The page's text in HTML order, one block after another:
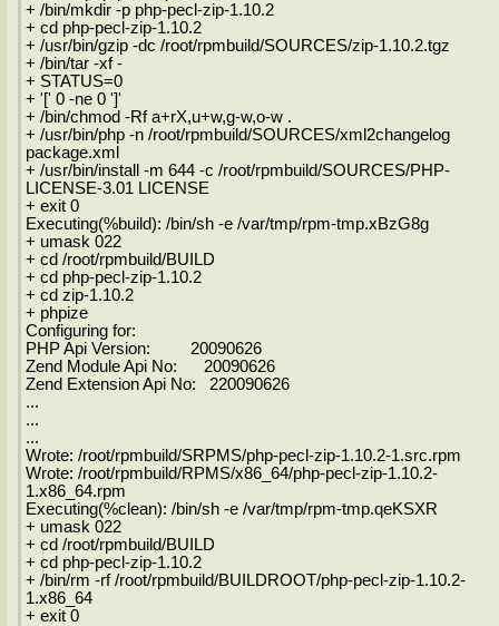
+ /bin/mkdir -p php-pecl-zip-1.10.2
+ cd php-pecl-zip-1.10.2
+ /usr/bin/gzip -dc /root/rpmbuild/SOURCES/zip-1.10.2.tgz
+ /bin/tar -xf -
+ STATUS=0
+ '[' 0 -ne 0 ']'
+ /bin/chmod -Rf a+rX,u+w,g-w,o-w .
+ /usr/bin/php -n /root/rpmbuild/SOURCES/xml2changelog
package.xml
+ /usr/bin/install -m 644 -c /root/rpmbuild/SOURCES/PHP-
LICENSE-3.01 LICENSE
+ exit 0
Executing(%build): /bin/sh -e /var/tmp/rpm-tmp.xBzG8g
+ umask 022
+ cd /root/rpmbuild/BUILD
+ cd php-pecl-zip-1.10.2
+ cd zip-1.10.2
+ phpize
Configuring for:
PHP Api Version: 20090626
Zend Module Api No: 20090626
Zend Extension Api No: 220090626
...
...
...
Wrote: /root/rpmbuild/SRPMS/php-pecl-zip-1.10.2-1.src.rpm
Wrote: /root/rpmbuild/RPMS/x86_64/php-pecl-zip-1.10.2-
1.x86_64.rpm
Executing(%clean): /bin/sh -e /var/tmp/rpm-tmp.qeKSXR
+ umask 022
+ cd /root/rpmbuild/BUILD
+ cd php-pecl-zip-1.10.2
+ /bin/rm -rf /root/rpmbuild/BUILDROOT/php-pecl-zip-1.10.2-
1.x86_64
+ exit 0